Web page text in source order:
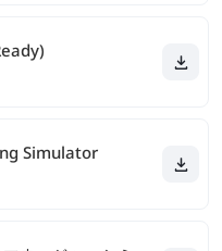
Simulator